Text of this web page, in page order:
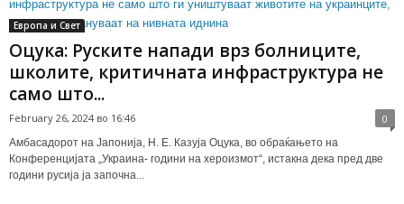
Европа и Свет
Оцука: Руските напади врз болниците,
школите, критичната инфраструктура не
само што...
February 26, 2024 во 16:46 0
Амбасадорот на Јапонија, H. E. Казуја Оцука, во обраќањето на
Конференцијата „Украина- години на хероизмот“, истакна дека пред две
години русија ја започна...